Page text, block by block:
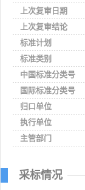
上次复审日期
上次复审结论
标准计划
标准类别
中国标准分类号
国际标准分类号
归口单位
执行单位
主管部门
采标情况